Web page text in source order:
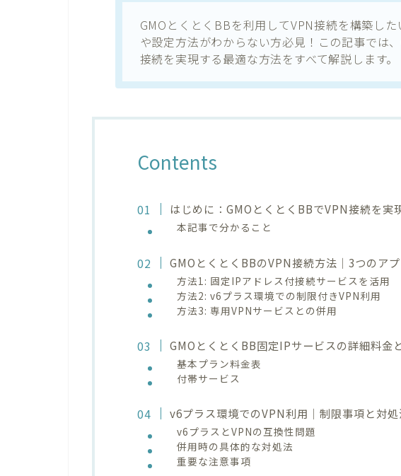
GMOとくとくBBを利用してVPN接続を構築し
や設定方法がわからない方必見！この記事では
接続を実現する最適な方法をすべて解説します。
Contents
はじめに：GMOとくとくBBでVPN接続を実
本記事で分かること
GMOとくとくBBのVPN接続方法｜3つのア
方法1: 固定IPアドレス付接続サービスを活用
方法2: v6プラス環境での制限付きVPN利用
方法3: 専用VPNサービスとの併用
GMOとくとくBB固定IPサービスの詳細料金
基本プラン料金表
付帯サービス
v6プラス環境でのVPN利用｜制限事項と対処
v6プラスとVPNの互換性問題
併用時の具体的な対処法
重要な注意事項